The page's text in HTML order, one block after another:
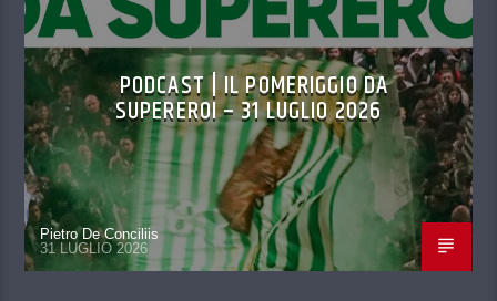
PODCAST | IL POMERIGGIO DA
SUPEREROI – 31 LUGLIO 2026
Pietro De Conciliis
31 LUGLIO 2026